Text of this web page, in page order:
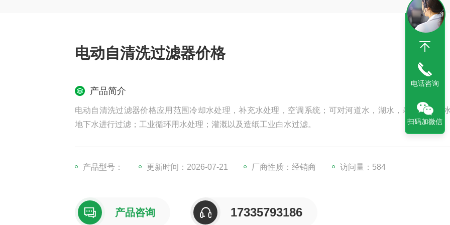
电动自清洗过滤器价格
产品简介
电动自清洗过滤器价格应用范围冷却水处理，补充水处理，空调系统；可对河道水，湖水，表面水，净
地下水进行过滤；工业循环用水处理；灌溉以及造纸工业白水过滤。
产品型号： 更新时间：2026-07-21 厂商性质：经销商 访问量：584
产品咨询 17335793186
电话咨询
扫码加微信